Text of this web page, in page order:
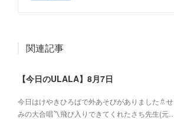
関連記事
【今日のULALA】8月7日
今日はけやきひろばで外あそびがありました🚿せ
みの大合唱〽飛び入りできてくれたさち先生(元…